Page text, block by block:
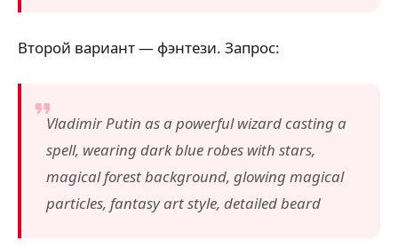
Второй вариант — фэнтези. Запрос:
Vladimir Putin as a powerful wizard casting a
spell, wearing dark blue robes with stars,
magical forest background, glowing magical
particles, fantasy art style, detailed beard